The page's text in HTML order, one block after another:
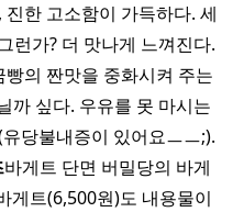
한 고소함이 가득하다. 세
런가? 더 맛나게 느껴진다.
의 짠맛을 중화시켜 주는
까 싶다. 우유를 못 마시는
당불내증이 있어요ㅡㅡ;).
바게트 단면 버밀당의 바게
게트(6,500원)도 내용물이